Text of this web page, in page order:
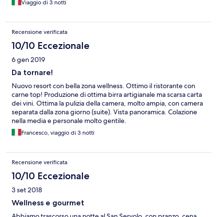
Viaggio di 3 notti
Recensione verificata
10/10 Eccezionale
6 gen 2019
Da tornare!
Nuovo resort con bella zona wellness. Ottimo il ristorante con
carne top! Produzione di ottima birra artigianale ma scarsa carta
dei vini. Ottima la pulizia della camera, molto ampia, con camera
separata dalla zona giorno (suite). Vista panoramica. Colazione
nella media e personale molto gentile.
Francesco, viaggio di 3 notti
Recensione verificata
10/10 Eccezionale
3 set 2018
Wellness e gourmet